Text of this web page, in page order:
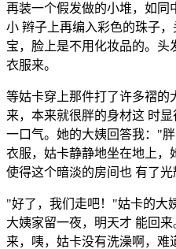
再装一个假发做的小堆，如同
小 辫子上再编入彩色的珠子
宝，脸上是不用化妆品的。头
衣服来。
等姑卡穿上那件打了许多褶的
来，本来就很胖的身材这 时
一口气。她的大姨回答我："
衣服，姑卡静静地坐在地上，
使得这个暗淡的房间也 有了光
"好了，我们走吧！"姑卡的大
大姨家留一夜，明天才 能回
来，咦，姑卡没有洗澡啊，难